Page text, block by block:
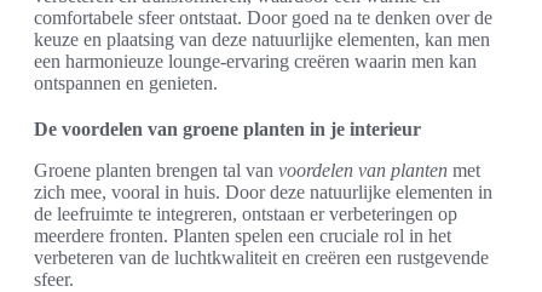
comfortabele sfeer ontstaat. Door goed na te denken over de
keuze en plaatsing van deze natuurlijke elementen, kan men
een harmonieuze lounge-ervaring creëren waarin men kan
ontspannen en genieten.
De voordelen van groene planten in je interieur
Groene planten brengen tal van voordelen van planten met
zich mee, vooral in huis. Door deze natuurlijke elementen in
de leefruimte te integreren, ontstaan er verbeteringen op
meerdere fronten. Planten spelen een cruciale rol in het
verbeteren van de luchtkwaliteit en creëren een rustgevende
sfeer.